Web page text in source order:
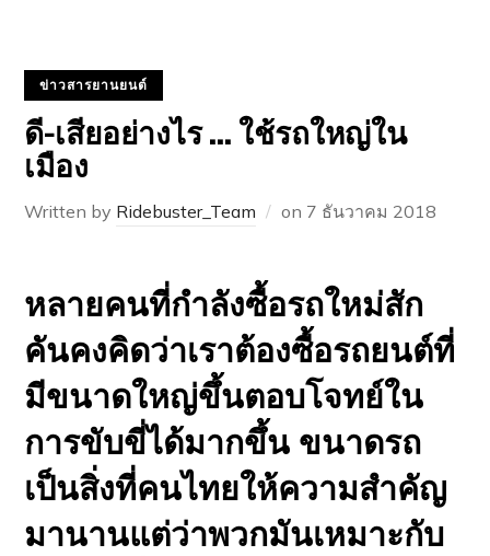
ข่าวสารยานยนต์
ดี-เสียอย่างไร … ใช้รถใหญ่ใน
เมือง
Written by Ridebuster_Team on 7 ธันวาคม 2018
หลายคนที่กำลังซื้อรถใหม่สัก
คันคงคิดว่าเราต้องซื้อรถยนต์ที่
มีขนาดใหญ่ขึ้นตอบโจทย์ใน
การขับขี่ได้มากขึ้น ขนาดรถ
เป็นสิ่งที่คนไทยให้ความสำคัญ
มานานแต่ว่าพวกมันเหมาะกับ